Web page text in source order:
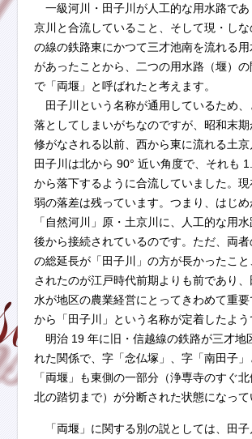
一級河川・田子川が人工的な用水路であ
京川と合流していること、そして現・し
の線の鉄路東にかつて三才池南を流れる用
があったことから、二つの用水路（堰）
で「両堰」と呼ばれたと考えます。
田子川という名称が通用しているため、
落としてしまいがちなのですが、昭和末
修がなされる以前、西から東に流れる土京
田子川は北から 90° 近い角度で、それも
から落下するように合流していました。
弱の落差は残っています。つまり、はじ
「自然河川」原・土京川に、人工的な用
後から接続されているのです。ただ、両
の総延長が「田子川」の方が長かったこと
されたのが江戸時代前期よりも前であり
水が地区の農業経営にとってきわめて重要
から「田子川」という名称が定着したよう
明治 19 年に旧・信越線の鉄路が三才地
れた関係で、字「念仏塚」、字「南田子
「両堰」も東側の一部分（浄専寺のすぐ
北の踏切まで）が分断された状態になって
「両堰」に関する別の説としては、田子